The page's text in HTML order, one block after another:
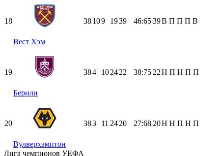
18
Вест Хэм
38109 1939 46:6539В П П П В
19
Бернли
384 102422 38:75 22Н П Н П П
20
Вулверхэмптон
383 11 2420 27:68 20Н Н П Н П
Лига чемпионов УЕФА